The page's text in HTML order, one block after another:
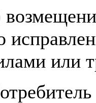
или